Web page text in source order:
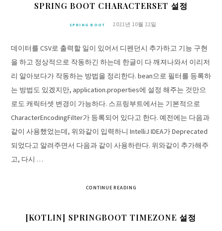
SPRING BOOT CHARACTERSET 설정
SPRING BOOT 2021년 10월 22일
데이터를 CSV로 출력할 일이 있어서 디펜던시 추가하고 기능 구현
을 하고 정상적으로 작동하긴 하는데 한글이 다 깨져나와서 이리저
리 알아보다가 작동하는 방법을 정리한다. bean으로 필터를 등록하
는 방법도 있겠지만, application.properties에 설정 해주는 것만으
로도 캐릭터셋 변경이 가능하다. 스프링부트에서는 기본적으로
CharacterEncodingFilter가 등록되어 있다고 한다. 예전에는 다음과
같이 사용했었는데, 위와같이 입력하니 IntelliJ IDEA가 Deprecated
되었다고 알려주면서 다음과 같이 사용하란다. 위와같이 추가해주
고, 다시 …
CONTINUE READING
[KOTLIN] SPRINGBOOT TIMEZONE 설정